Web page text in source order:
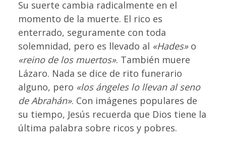
Su suerte cambia radicalmente en el
momento de la muerte. El rico es
enterrado, seguramente con toda
solemnidad, pero es llevado al «Hades»o
«reino de los muertos». También muere
Lázaro. Nada se dice de rito funerario
alguno, pero «los ángeles lo llevan al seno
de Abrahán». Con imágenes populares de
su tiempo, Jesús recuerda que Dios tiene la
última palabra sobre ricos y pobres.